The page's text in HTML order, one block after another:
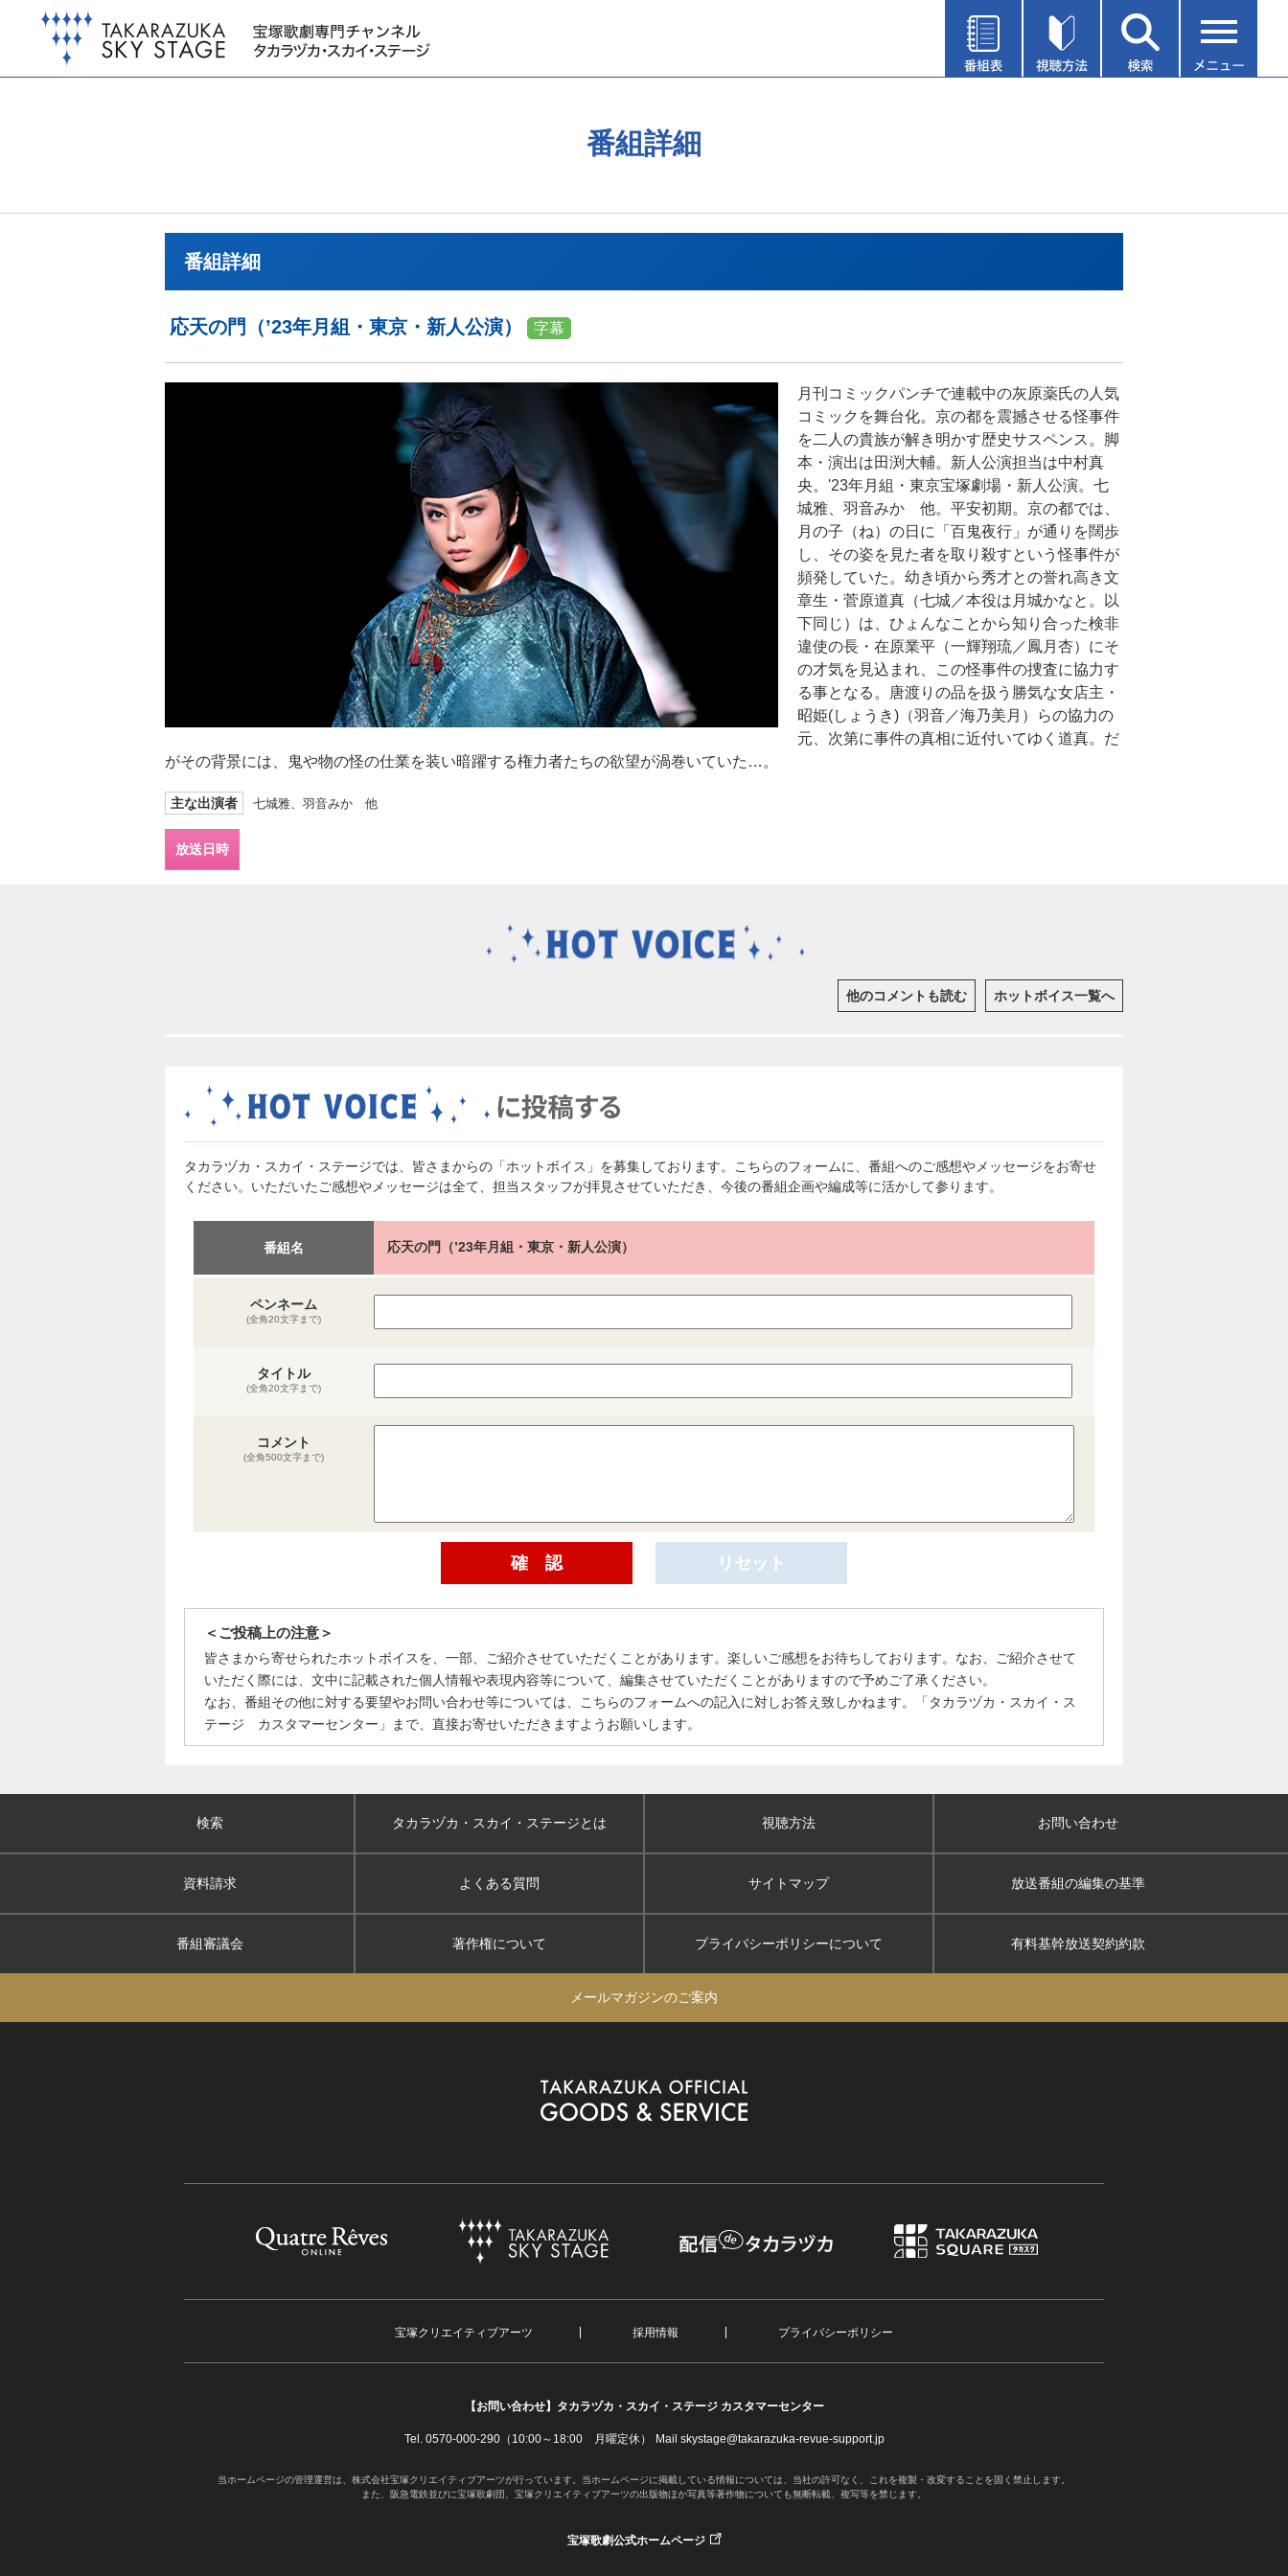
番組詳細
番組詳細
応天の門（’23年月組・東京・新人公演） 字幕
月刊コミックパンチで連載中の灰原薬氏の人気
コミックを舞台化。京の都を震撼させる怪事件
を二人の貴族が解き明かす歴史サスペンス。脚
本・演出は田渕大輔。新人公演担当は中村真
央。'23年月組・東京宝塚劇場・新人公演。七
城雅、羽音みか 他。平安初期。京の都では、
月の子（ね）の日に「百鬼夜行」が通りを闊歩
し、その姿を見た者を取り殺すという怪事件が
頻発していた。幼き頃から秀才との誉れ高き文
章生・菅原道真（七城／本役は月城かなと。以
下同じ）は、ひょんなことから知り合った検非
違使の長・在原業平（一輝翔琉／鳳月杏）にそ
の才気を見込まれ、この怪事件の捜査に協力す
る事となる。唐渡りの品を扱う勝気な女店主・
昭姫(しょうき)（羽音／海乃美月）らの協力の
元、次第に事件の真相に近付いてゆく道真。だ
がその背景には、鬼や物の怪の仕業を装い暗躍する権力者たちの欲望が渦巻いていた…。
主な出演者 七城雅、羽音みか 他
放送日時
他のコメントも読む ホットボイス一覧へ
タカラヅカ・スカイ・ステージでは、皆さまからの「ホットボイス」を募集しております。こちらのフォームに、番組へのご感想やメッセージをお寄せ
ください。いただいたご感想やメッセージは全て、担当スタッフが拝見させていただき、今後の番組企画や編成等に活かして参ります。
番組名 応天の門（’23年月組・東京・新人公演）
ペンネーム
(全角20文字まで)
タイトル
(全角20文字まで)
コメント
(全角500文字まで)
＜ご投稿上の注意＞
皆さまから寄せられたホットボイスを、一部、ご紹介させていただくことがあります。楽しいご感想をお待ちしております。なお、ご紹介させて
いただく際には、文中に記載された個人情報や表現内容等について、編集させていただくことがありますので予めご了承ください。
なお、番組その他に対する要望やお問い合わせ等については、こちらのフォームへの記入に対しお答え致しかねます。「タカラヅカ・スカイ・ス
テージ カスタマーセンター」まで、直接お寄せいただきますようお願いします。
検索 タカラヅカ・スカイ ・ステージとは 視聴方法 お問い合わせ
資料請求 よくある質問 サイトマップ 放送番組の編集の基準
番組審議会 著作権について プライバシーポリシーについて 有料基幹放送契約約款
メールマガジンのご案内
宝塚クリエイティブアーツ 採用情報 プライバシーポリシー
【お問い合わせ】 タカラヅカ・スカイ・ステージ カスタマーセンター
Tel. 0570-000-290（10:00～18:00 月曜定休） Mail skystage@takarazuka-revue-support.jp
当ホームページの管理運営は、株式会社宝塚クリエイティブアーツが行っています。当ホームページに掲載している情報については、当社の許可なく、これを複製・改変することを固く禁止します。
また、阪急電鉄並びに宝塚歌劇団、宝塚クリエイティブアーツの出版物ほか写真等著作物についても無断転載、複写等を禁じます。
宝塚歌劇公式ホームページ